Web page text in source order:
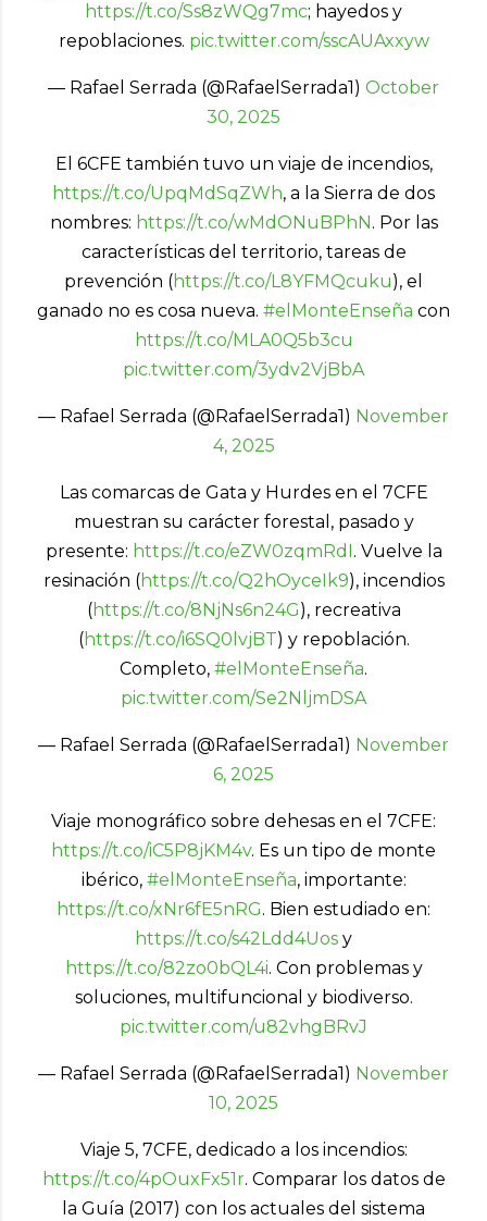
https://t.co/Ss8zWQg7mc; hayedos y
repoblaciones. pic.twitter.com/sscAUAxxyw
— Rafael Serrada (@RafaelSerrada1) October
30, 2025
El 6CFE también tuvo un viaje de incendios,
https://t.co/UpqMdSqZWh, a la Sierra de dos
nombres: https://t.co/wMdONuBPhN. Por las
características del territorio, tareas de
prevención (https://t.co/L8YFMQcuku), el
ganado no es cosa nueva. #elMonteEnseña con
https://t.co/MLA0Q5b3cu
pic.twitter.com/3ydv2VjBbA
— Rafael Serrada (@RafaelSerrada1) November
4, 2025
Las comarcas de Gata y Hurdes en el 7CFE
muestran su carácter forestal, pasado y
presente: https://t.co/eZW0zqmRdI. Vuelve la
resinación (https://t.co/Q2hOyceIk9), incendios
(https://t.co/8NjNs6n24G), recreativa
(https://t.co/i6SQ0lvjBT) y repoblación.
Completo, #elMonteEnseña.
pic.twitter.com/Se2NljmDSA
— Rafael Serrada (@RafaelSerrada1) November
6, 2025
Viaje monográfico sobre dehesas en el 7CFE:
https://t.co/iC5P8jKM4v. Es un tipo de monte
ibérico, #elMonteEnseña, importante:
https://t.co/xNr6fE5nRG. Bien estudiado en:
https://t.co/s42Ldd4Uos y
https://t.co/82zo0bQL4i. Con problemas y
soluciones, multifuncional y biodiverso.
pic.twitter.com/u82vhgBRvJ
— Rafael Serrada (@RafaelSerrada1) November
10, 2025
Viaje 5, 7CFE, dedicado a los incendios:
https://t.co/4pOuxFx51r. Comparar los datos de
la Guía (2017) con los actuales del sistema